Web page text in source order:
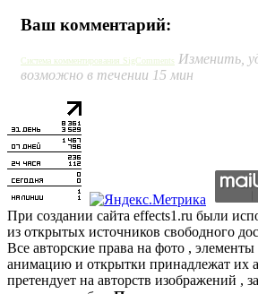
Ваш комментарий:
Система комментирования SigComments Изменить,
возможно в течении 15 мин
При создании сайта effects1.ru были
из открытых источников свободного
Все авторские права на фото ,
анимацию и открытки принадлежат их
претендует на авторств изображений ,